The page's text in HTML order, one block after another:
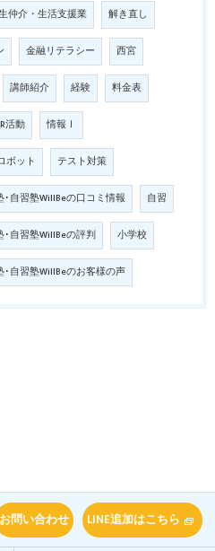
仲介・生活支援業 解き直し
金融リテラシー 西宮
講師紹介 経験 料金表
活動 情報Ⅰ
ボット テスト対策
自習塾WillBeの口コミ情報 自習
自習塾WillBeの評判 小学校
自習塾WillBeのお客様の声
お問い合わせ LINE追加はこちら